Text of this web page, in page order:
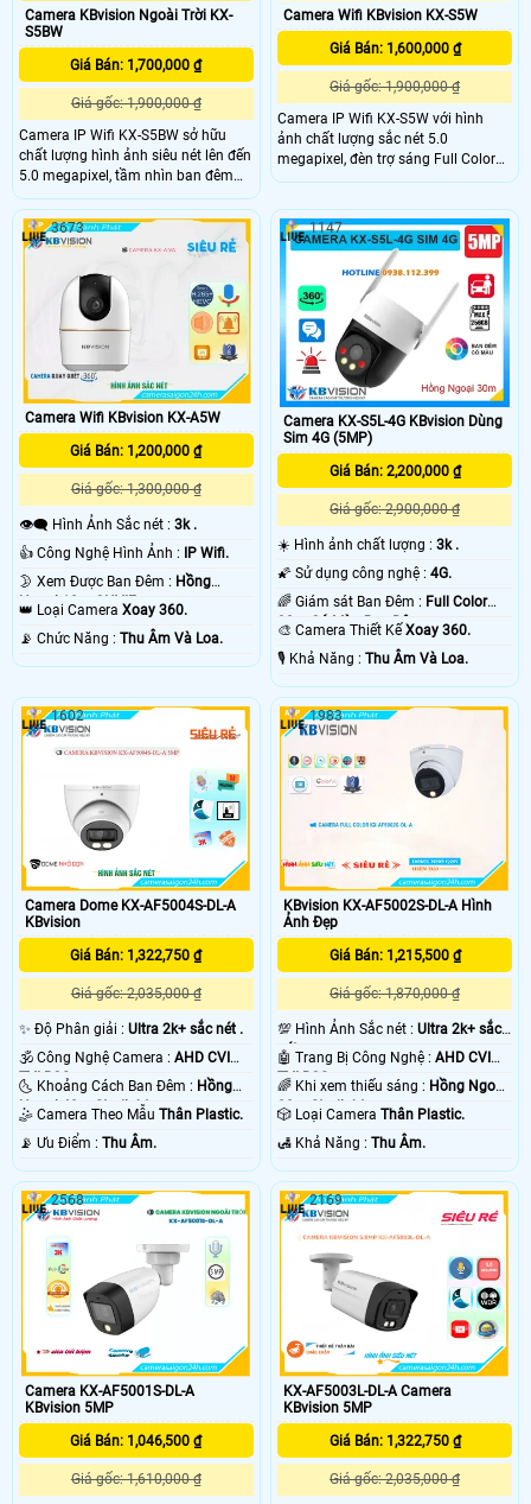
Camera KBvision Ngoài Trời KX-
S5BW
Giá Bán: 1,700,000 ₫
Giá gốc: 1,900,000 ₫
Camera IP Wifi KX-S5BW sở hữu
chất lượng hình ảnh siêu nét lên đến
5.0 megapixel, tầm nhìn ban đêm
với đèn trợ sáng Full Color 30m,
công nghệ chống ngược sáng
DWDR, khả năng quay xoay 360 và
chống nước IP67 giúp camera luôn
thu được hình ảnh sắc nét kể cả
trong điều kiện thiếu sáng và thời
tiết nắng mưa.
Camera Wifi KBvision KX-S5W
Giá Bán: 1,600,000 ₫
Giá gốc: 1,900,000 ₫
Camera IP Wifi KX-S5W với hình
ảnh chất lượng sắc nét 5.0
megapixel, đèn trợ sáng Full Color
30m, khả năng xoay 360 độ, thu âm
Camera Wifi KBvision KX-A5W
Giá Bán: 1,200,000 ₫
Giá gốc: 1,300,000 ₫
👁️‍🗨 Hình Ảnh Sắc nét : 3k .
👍 Công Nghệ Hình Ảnh : IP Wifi.
🌛 Xem Được Ban Đêm : Hồng
Ngoại 10m ONVIF.
👑 Loại Camera Xoay 360.
️📡 Chức Năng : Thu Âm Và Loa.
3673
Camera KX-S5L-4G KBvision Dùng
Sim 4G (5MP)
Giá Bán: 2,200,000 ₫
Giá gốc: 2,900,000 ₫
☀️ Hình ảnh chất lượng :3k .
🌠 Sử dụng công nghệ :4G.
🌈 Giám sát Ban Đêm : Full Color
30m Có Màu Ban Ðêm.
🎨 Camera Thiết KếXoay 360.
️🎙 Khả Năng :Thu Âm Và Loa.
1147
Camera Dome KX-AF5004S-DL-A
KBvision
Giá Bán: 1,322,750 ₫
Giá gốc: 2,035,000 ₫
✨ Độ Phân giải : Ultra 2k+ sắc nét .
🕉️ Công Nghệ Camera : AHD CVI
TVI BCS.
🌜 Khoảng Cách Ban Đêm : Hồng
Ngoại 40m Starlight.
🤹 Camera Theo Mẫu Thân Plastic.
️📡 Ưu Điểm : Thu Âm.
1602
KBvision KX-AF5002S-DL-A Hình
Ảnh Đẹp
Giá Bán: 1,215,500 ₫
Giá gốc: 1,870,000 ₫
💯 Hình Ảnh Sắc nét :Ultra 2k+ sắc
nét .
🤖️ Trang Bị Công Nghệ :AHD CVI
TVI BCS.
🌈 Khi xem thiếu sáng : Hồng Ngoại
20m Starlight.
🎲 Loại CameraThân Plastic.
️🛃 Khả Năng :Thu Âm.
1983
Camera KX-AF5001S-DL-A
KBvision 5MP
Giá Bán: 1,046,500 ₫
Giá gốc: 1,610,000 ₫
2568
KX-AF5003L-DL-A Camera
KBvision 5MP
Giá Bán: 1,322,750 ₫
Giá gốc: 2,035,000 ₫
2169